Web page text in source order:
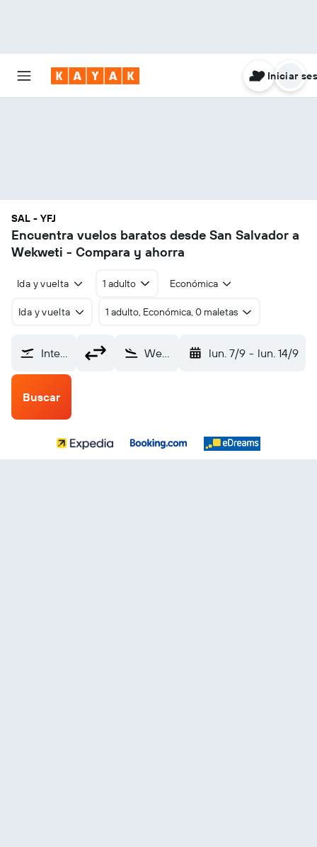
Iniciar
SAL - YFJ
Encuentra vuelos baratos desde San Salvador a
Wekweti - Compara y ahorra
Ida y vuelta 1 adulto Económica
Ida y vuelta 1 adulto, Económica, 0 maletas
Internacional de El Salvador (SAL) Wekweti Snare Lake (YFJ) lun. 7/9 - lun. 14/9
Buscar